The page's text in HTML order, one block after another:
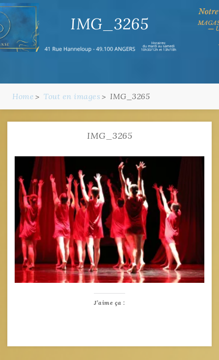
IMG_3265
Home Tout en images IMG_3265
IMG_3265
J’aime ça :